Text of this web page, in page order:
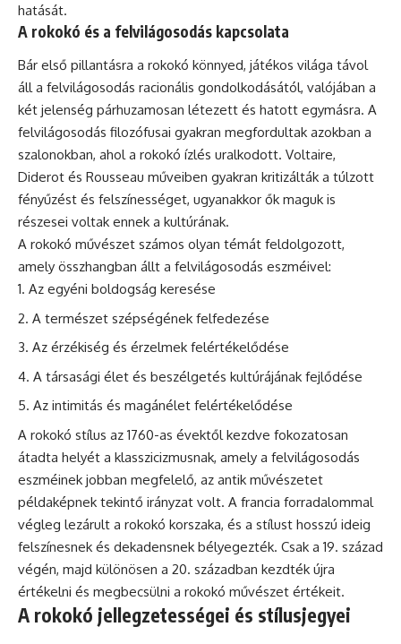
hatását.
A rokokó és a felvilágosodás kapcsolata
Bár első pillantásra a rokokó könnyed, játékos világa távol
áll a felvilágosodás racionális gondolkodásától, valójában a
két jelenség párhuzamosan létezett és hatott egymásra. A
felvilágosodás filozófusai gyakran megfordultak azokban a
szalonokban, ahol a rokokó ízlés uralkodott. Voltaire,
Diderot és Rousseau műveiben gyakran kritizálták a túlzott
fényűzést és felszínességet, ugyanakkor ők maguk is
részesei voltak ennek a kultúrának.
A rokokó művészet számos olyan témát feldolgozott,
amely összhangban állt a felvilágosodás eszméivel:
Az egyéni boldogság keresése
A természet szépségének felfedezése
Az érzékiség és érzelmek felértékelődése
A társasági élet és beszélgetés kultúrájának fejlődése
Az intimitás és magánélet felértékelődése
A rokokó stílus az 1760-as évektől kezdve fokozatosan
átadta helyét a klasszicizmusnak, amely a felvilágosodás
eszméinek jobban megfelelő, az antik művészetet
példaképnek tekintő irányzat volt. A francia forradalommal
végleg lezárult a rokokó korszaka, és a stílust hosszú ideig
felszínesnek és dekadensnek bélyegezték. Csak a 19. század
végén, majd különösen a 20. században kezdték újra
értékelni és megbecsülni a rokokó művészet értékeit.
A rokokó jellegzetességei és stílusjegyei